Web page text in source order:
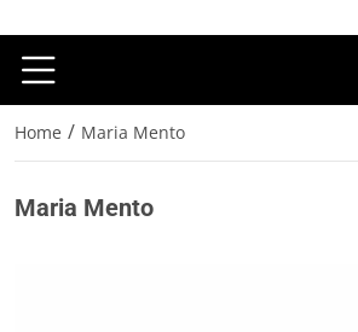
Home / Maria Mento
Maria Mento